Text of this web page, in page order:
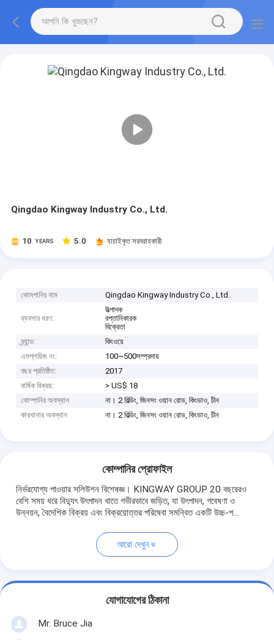
Qingdao Kingway Industry Co., Ltd.
10 YEARS 5.0 যাচাইকৃত সরবরাহকারী
কোমপানির নাম Qingdao Kingway Industry Co., Ltd.
ব্যবসার ধরণ:
উত্পাদক
রপ্তানিকারক
বিক্রেতা
ব্র্যান্ড:
কিংওয়ে
এমপ্লয়িজ নং:
100~500সম্প্রদায়
বছর প্রতিষ্ঠিত:
2017
বার্ষিক বিক্রয়:
> US$ 18
কোম্পানির অবস্থান
না। 2 বিল্ডিং, জিনসং ওয়ান রোড, কিংডাও, চীন
কারখানার অবস্থান
না। 2 বিল্ডিং, জিনসং ওয়ান রোড, কিংডাও, চীন
কোম্পানির প্রোফাইল
নির্ভরযোগ্য পাওয়ার সলিউশন বিশেষজ্ঞ। KINGWAY GROUP 20 বছরেরও
বেশি সময় ধরে বিদ্যুৎ উৎপাদন খাতে গভীরভাবে জড়িত, যা উৎপাদন, গবেষণা ও
উন্নয়ন, বৈদেশিক বিক্রয় এবং বিক্রয়োত্তর পরিষেবা সমন্বিত একটি উচ্চ-প...
আরো দেখুন
যোগাযোগের ঠিকানা
Mr. Bruce Jia